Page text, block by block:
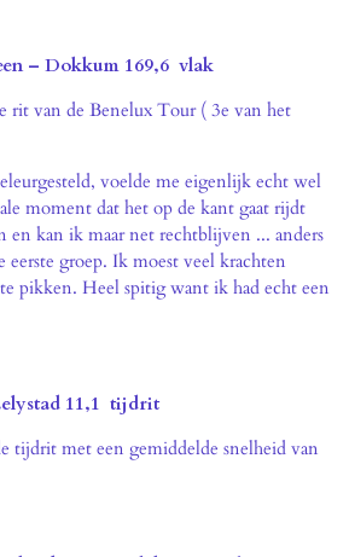
– Dokkum 169,6 vlak
rit van de Benelux Tour ( 3e van het
voelde me eigenlijk echt wel
moment dat het op de kant gaat rijdt
en kan ik maar net rechtblijven ... anders
groep. Ik moest veel krachten
pikken. Heel spitig want ik had echt een
11,1 tijdrit
tijdrit met een gemiddelde snelheid van